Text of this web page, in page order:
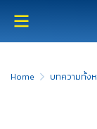
Home บทความทั้ง